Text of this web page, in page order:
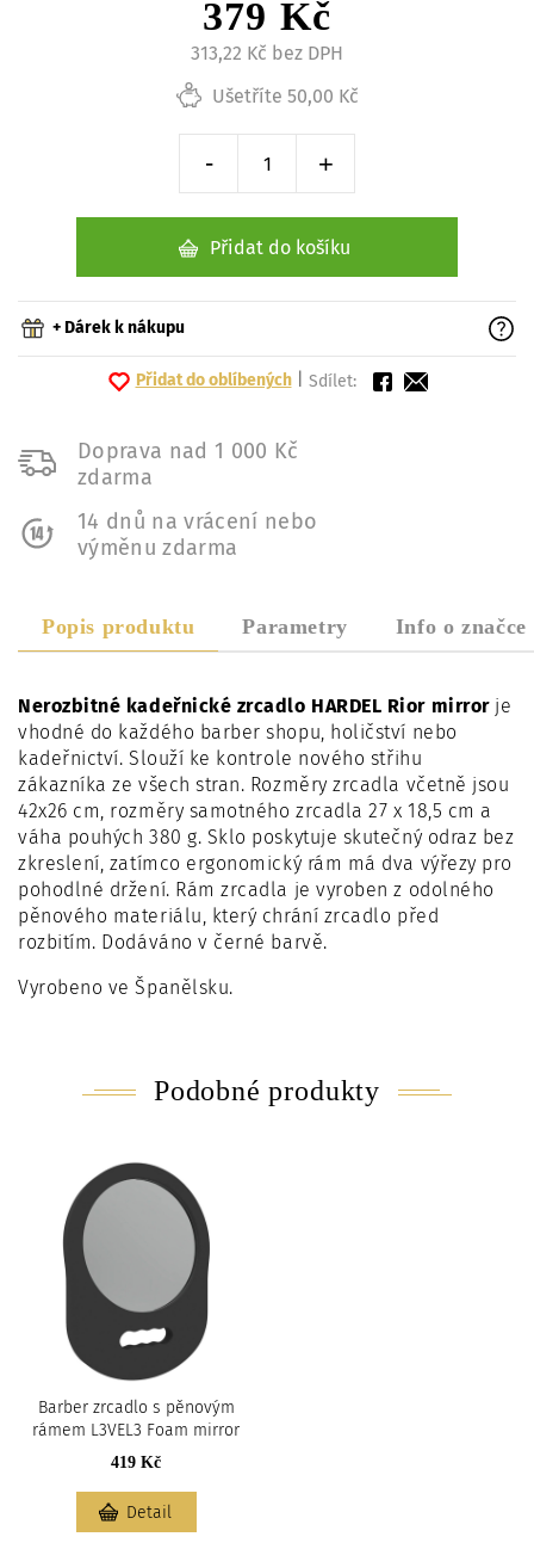
379 Kč
313,22 Kč bez DPH
Ušetříte 50,00 Kč
Snížit o 1 kus
-
Zvýšit o 1 kus
+
Přidat do košíku
+ Dárek k nákupu
Přidat do oblíbených Sdílet:
Doprava nad 1 000 Kč
zdarma
14 dnů na vrácení nebo
výměnu zdarma
Popis produktu Parametry Info o značce
Nerozbitné kadeřnické zrcadlo HARDEL Rior mirrorje
vhodné do každého barber shopu, holičství nebo
kadeřnictví. Slouží ke kontrole nového střihu
zákazníka ze všech stran. Rozměry zrcadla včetně jsou
42x26 cm, rozměry samotného zrcadla 27 x 18,5 cm a
váha pouhých 380 g. Sklo poskytuje skutečný odraz bez
zkreslení, zatímco ergonomický rám má dva výřezy pro
pohodlné držení. Rám zrcadla je vyroben z odolného
pěnového materiálu, který chrání zrcadlo před
rozbitím. Dodáváno v černé barvě.
Vyrobeno ve Španělsku.
Podobné produkty
Barber zrcadlo s pěnovým
rámem L3VEL3 Foam mirror
419 Kč
Detail